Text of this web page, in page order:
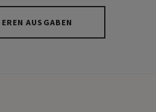
AUSGABEN